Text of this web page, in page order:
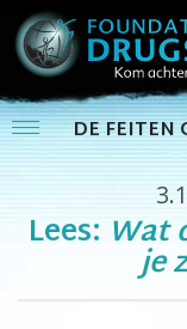
DE FEITEN
Lees: Wat
je